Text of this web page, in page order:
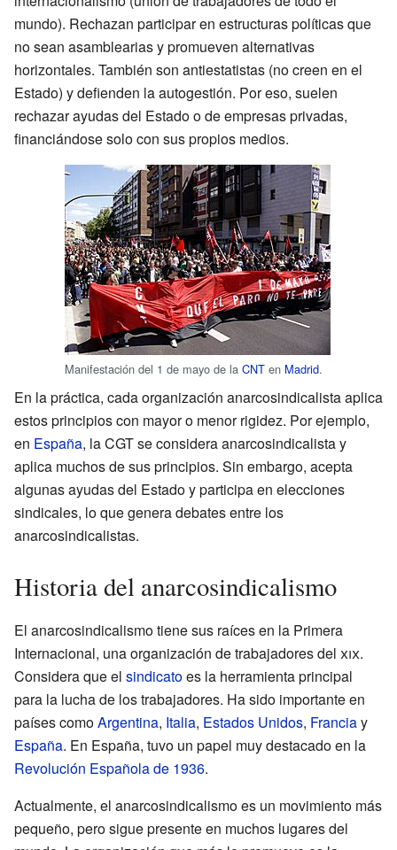
mundo). Rechazan participar en estructuras políticas que
no sean asamblearias y promueven alternativas
horizontales. También son antiestatistas (no creen en el
Estado) y defienden la autogestión. Por eso, suelen
rechazar ayudas del Estado o de empresas privadas,
financiándose solo con sus propios medios.
Manifestación del 1 de mayo de la CNT en Madrid.
En la práctica, cada organización anarcosindicalista aplica
estos principios con mayor o menor rigidez. Por ejemplo,
en España, la CGT se considera anarcosindicalista y
aplica muchos de sus principios. Sin embargo, acepta
algunas ayudas del Estado y participa en elecciones
sindicales, lo que genera debates entre los
anarcosindicalistas.
Historia del anarcosindicalismo
El anarcosindicalismo tiene sus raíces en la Primera
Internacional, una organización de trabajadores del xix.
Considera que el sindicatoes la herramienta principal
para la lucha de los trabajadores. Ha sido importante en
países comoArgentina, Italia, Estados Unidos, Franciay
España. En España, tuvo un papel muy destacado en la
Revolución Española de 1936.
Actualmente, el anarcosindicalismo es un movimiento más
pequeño, pero sigue presente en muchos lugares del